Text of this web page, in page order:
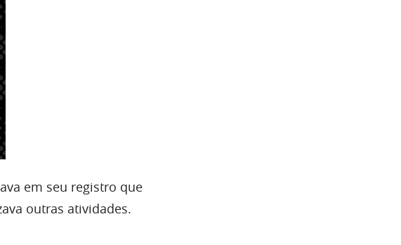
em seu registro que
outras atividades.